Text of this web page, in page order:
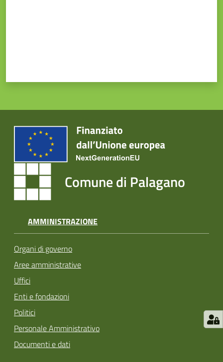
Seguici
Comune di Palagano
AMMINISTRAZIONE
Organi di governo
Aree amministrative
Uffici
Enti e fondazioni
Politici
Personale Amministrativo
Documenti e dati